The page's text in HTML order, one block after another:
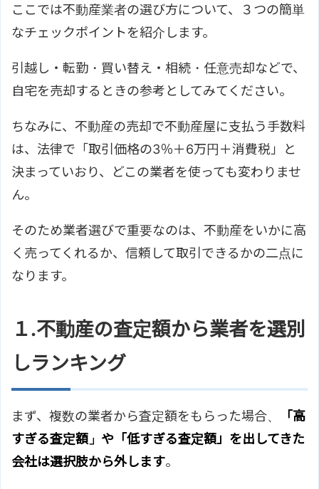
ここでは不動産業者の選び方について、３つの簡単
なチェックポイントを紹介します。
引越し・転勤・買い替え・相続・任意売却などで、
自宅を売却するときの参考としてみてください。
ちなみに、不動産の売却で不動産屋に支払う手数料
は、法律で「取引価格の3％＋6万円＋消費税」と
決まっていおり、どこの業者を使っても変わりませ
ん。
そのため業者選びで重要なのは、不動産をいかに高
く売ってくれるか、信頼して取引できるかの二点に
なります。
１.不動産の査定額から業者を選別
しランキング
まず、複数の業者から査定額をもらった場合、
「高
すぎる査定額」や「低すぎる査定額」を出してきた
会社は選択肢から外します。